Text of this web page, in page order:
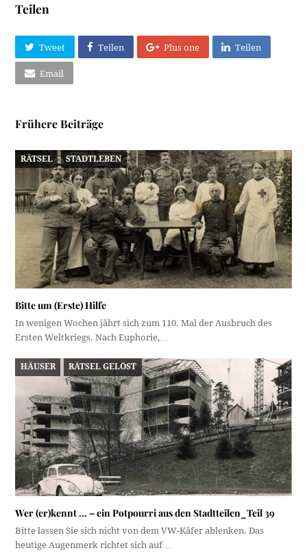
Teilen
Tweet Teilen Plus one Teilen
Email
Frühere Beiträge
RÄTSEL STADTLEBEN
Bitte um (Erste) Hilfe
In wenigen Wochen jährt sich zum 110. Mal der Ausbruch des
Ersten Weltkriegs. Nach Euphorie,…
HÄUSER RÄTSEL GELÖST
Wer (er)kennt … – ein Potpourri aus den Stadtteilen_Teil 39
Bitte lassen Sie sich nicht von dem VW-Käfer ablenken. Das
heutige Augenmerk richtet sich auf…